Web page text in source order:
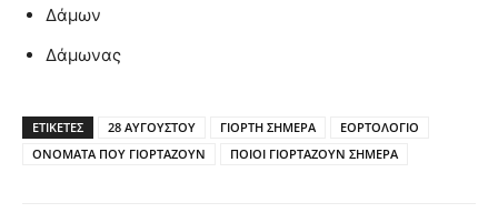
Δάμων
Δάμωνας
ΕΤΙΚΕΤΕΣ 28 ΑΥΓΟΥΣΤΟΥ ΓΙΟΡΤΗ ΣΗΜΕΡΑ
ΕΟΡΤΟΛΟΓΙΟ
ΟΝΟΜΑΤΑ ΠΟΥ ΓΙΟΡΤΑΖΟΥΝ
ΠΟΙΟΙ ΓΙΟΡΤΑΖΟΥΝ ΣΗΜΕΡΑ